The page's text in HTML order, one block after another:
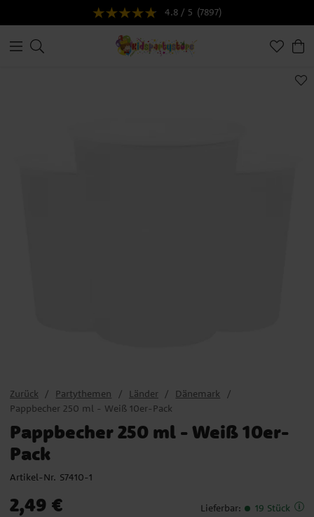
4.8 / 5 (7897)
Zurück Partythemen Länder
Dänemark
Pappbecher 250 ml - Weiß 10er-Pack
Pappbecher 250 ml - Weiß 10er-
Pack
Artikel-Nr. S7410-1
Preis:2,49 €
2,49 € Lieferbar: 19 Stück